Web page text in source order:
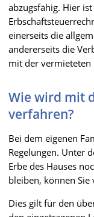
abzugsfähig. Hier
einerseits die
andererseits die
mit der
Wie wird mit
verfahren?
Bei dem eigenen
Regelungen. Unter
Erbe des Hauses
bleiben, können
Dies gilt für den